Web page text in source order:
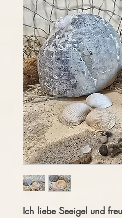
Ich liebe Seeigel und